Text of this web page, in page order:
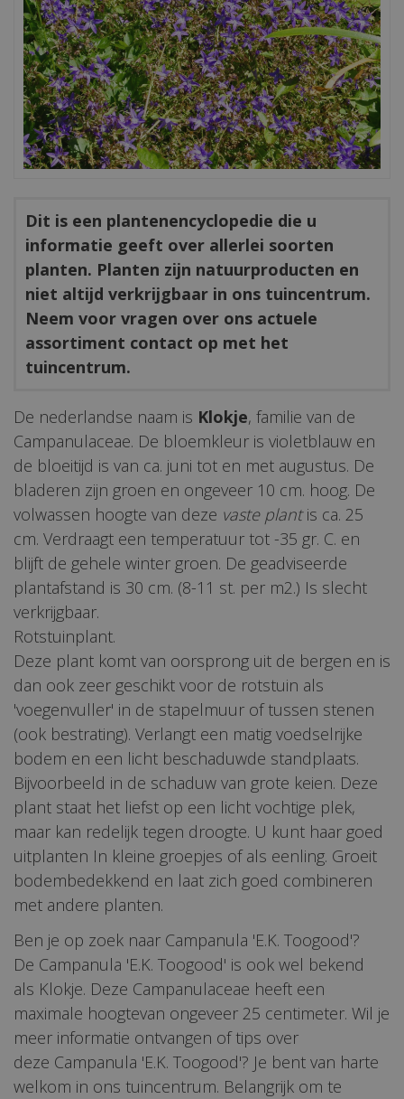
Dit is een plantenencyclopedie die u
informatie geeft over allerlei soorten
planten. Planten zijn natuurproducten en
niet altijd verkrijgbaar in ons tuincentrum.
Neem voor vragen over ons actuele
assortiment contact op met het
tuincentrum.
De nederlandse naam is Klokje, familie van de
Campanulaceae. De bloemkleur is violetblauw en
de bloeitijd is van ca. juni tot en met augustus. De
bladeren zijn groen en ongeveer 10 cm. hoog. De
volwassen hoogte van deze vaste plantis ca. 25
cm. Verdraagt een temperatuur tot -35 gr. C. en
blijft de gehele winter groen. De geadviseerde
plantafstand is 30 cm. (8-11 st. per m2.) Is slecht
verkrijgbaar.
Rotstuinplant.
Deze plant komt van oorsprong uit de bergen en is
dan ook zeer geschikt voor de rotstuin als
'voegenvuller' in de stapelmuur of tussen stenen
(ook bestrating). Verlangt een matig voedselrijke
bodem en een licht beschaduwde standplaats.
Bijvoorbeeld in de schaduw van grote keien. Deze
plant staat het liefst op een licht vochtige plek,
maar kan redelijk tegen droogte. U kunt haar goed
uitplanten In kleine groepjes of als eenling. Groeit
bodembedekkend en laat zich goed combineren
met andere planten.
Ben je op zoek naar Campanula 'E.K. Toogood'?
De Campanula 'E.K. Toogood' is ook wel bekend
als Klokje. Deze Campanulaceae heeft een
maximale hoogtevan ongeveer 25 centimeter. Wil je
meer informatie ontvangen of tips over
deze Campanula 'E.K. Toogood'? Je bent van harte
welkom in ons tuincentrum. Belangrijk om te